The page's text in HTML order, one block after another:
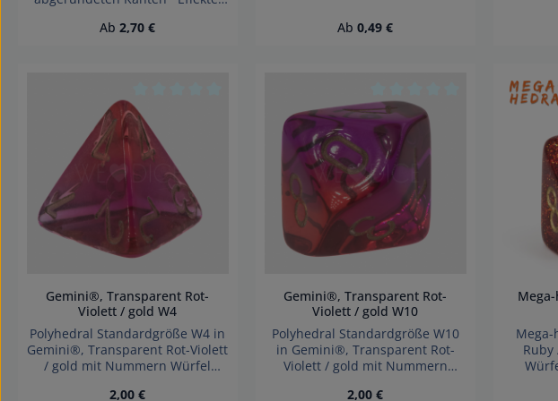
Germany Achtung! Wegen
Regulärer Preis:
Ab2,70 €
Kleinteile nicht für Kinder unter
Regulärer Preis:
Ab0,49 €
Durchschnittliche Bewertung von 0 von 5 Sternen
Gemini®, Transparent Rot-
Violett / gold W4
Polyhedral Standardgröße W4 in
Gemini®, Transparent Rot-Violett
/ gold mit Nummern Würfel
Regulärer Preis:
2,00 €
Durchschnittliche
Gemini®, Transparent Rot-
Violett / gold W10
Polyhedral Standardgröße W10
in Gemini®, Transparent Rot-
Violett / gold mit Nummern
Regulärer Preis:
2,00 €
Mega-
Mega-